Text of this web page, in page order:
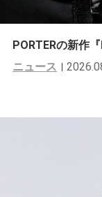
PORTERの新作
ニュース